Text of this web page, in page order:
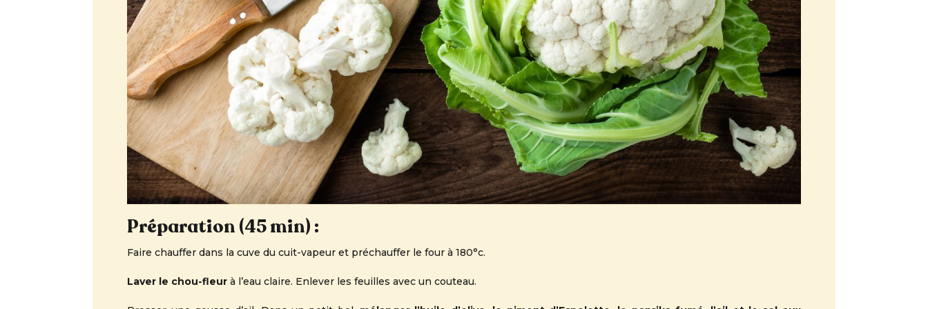
Préparation (45 min) :
Faire chauffer dans la cuve du cuit-vapeur et préchauffer le four à 180°c.
Laver le chou-fleur à l’eau claire. Enlever les feuilles avec un couteau.